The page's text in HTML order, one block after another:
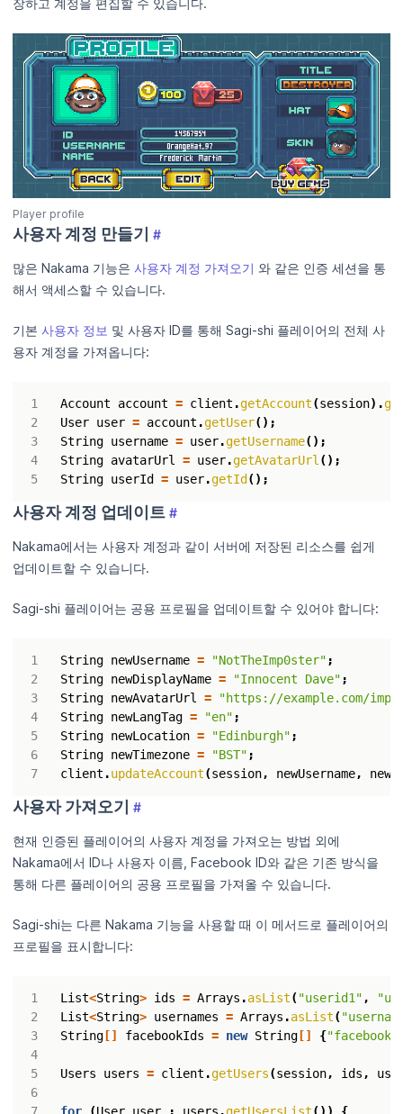
Player profile
사용자 계정 만들기 #
많은 Nakama 기능은 사용자 계정 가져오기 와 같은 인증 세션을 통
해서 액세스할 수 있습니다.
기본 사용자 정보 및 사용자 ID를 통해 Sagi-shi 플레이어의 전체 사
용자 계정을 가져옵니다:
1
2
3
4
5
Account account = client .getAccount(session).
User user = account .getUser();
String username = user.getUsername();
String avatarUrl = user.getAvatarUrl();
String userId = user.getId ();
사용자 계정 업데이트 #
Nakama에서는 사용자 계정과 같이 서버에 저장된 리소스를 쉽게
업데이트할 수 있습니다.
Sagi-shi 플레이어는 공용 프로필을 업데이트할 수 있어야 합니다:
1
2
3
4
5
6
7
String newUsername = "NotTheImp0ster";
String newDisplayName = "Innocent Dave";
String newAvatarUrl =
"https://example.com/
String newLangTag = "en";
String newLocation = "Edinburgh";
String newTimezone = "BST";
client .updateAccount(session, newUsername,
사용자 가져오기 #
현재 인증된 플레이어의 사용자 계정을 가져오는 방법 외에
Nakama에서 ID나 사용자 이름, Facebook ID와 같은 기존 방식을
통해 다른 플레이어의 공용 프로필을 가져올 수 있습니다.
Sagi-shi는 다른 Nakama 기능을 사용할 때 이 메서드로 플레이어의
프로필을 표시합니다:
1
2
3
4
5
6
List<String> ids = Arrays .asList("userid1",
List<String> usernames = Arrays .asList(
String [] facebookIds = new String [] {
Users users = client .getUsers(session, ids,